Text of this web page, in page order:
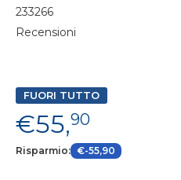
233266
Recensioni
FUORI TUTTO
€55,90
Risparmio: €-55,90